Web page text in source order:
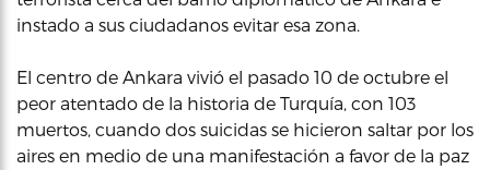
instado a sus ciudadanos evitar esa zona.
El centro de Ankara vivió el pasado 10 de octubre el
peor atentado de la historia de Turquía, con 103
muertos, cuando dos suicidas se hicieron saltar por los
aires en medio de una manifestación a favor de la paz